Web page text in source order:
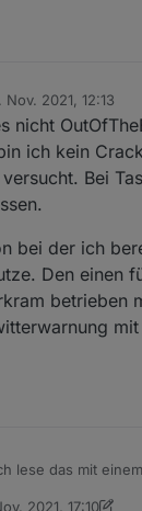
Nov. 2021, 12:13
von
nicht
ich kein
Bei
bei der ich
Den einen
betrieben
lese das mit einem
2021, 17:10